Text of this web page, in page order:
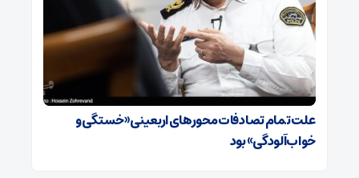
علت تمام‌ تصادفات محورهای اربعینی‌ «خستگی و
خواب‌آلودگی» ‌بود